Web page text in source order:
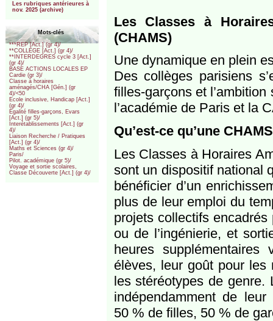
Les rubriques antérieures à
nov. 2025 (archive)
Mots-clés
***REP [Act.] (gr 4)/
**COLLEGE [Act.] (gr 4)/
**INTERDEGRES cycle 3 [Act.]
(gr 4)/
BASE ACTIONS LOCALES EP
Cardie (gr 3)/
Classe à horaires
aménagés/CHA [Gén.] (gr
4)/<50
Ecole inclusive, Handicap [Act.]
(gr 4)/
Egalité filles-garçons, Evars
[Act.] (gr 5)/
Interétablissements [Act.] (gr
4)/
Liaison Recherche / Pratiques
[Act.] (gr 4)/
Maths et Sciences (gr 4)/
Paris/
Pilot. académique (gr 5)/
Voyage et sortie scolaires,
Classe Découverte [Act.] (gr 4)/
Les Classes à
(CHAMS)
Une dynamique en plein
Des collèges parisiens
filles-garçons et
l’académie de Paris et la
Qu’est-ce qu’une
Les Classes à Horaires
sont un dispositif national
bénéficier d’un
plus de leur emploi du
projets collectifs
ou de l’ingénierie, et
heures
élèves, leur goût pour les
les stéréotypes de
indépendamment de
50 % de filles, 50 % de